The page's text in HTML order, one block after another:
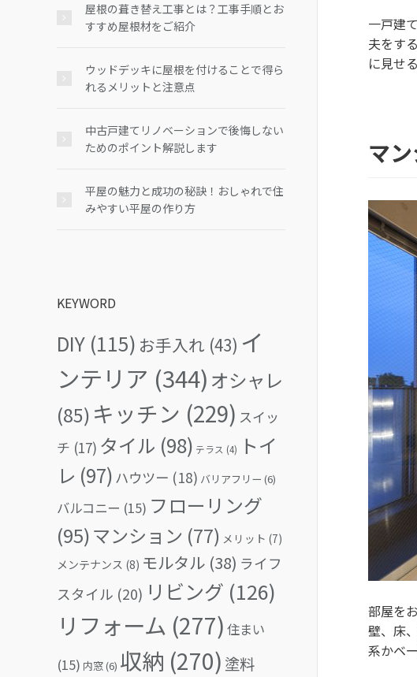
一戸建
夫をす
に見せ
マ
部屋を
壁、床
系かベ
屋根の葺き替え工事とは？工事手順とお
すすめ屋根材をご紹介
ウッドデッキに屋根を付けることで得ら
れるメリットと注意点
中古戸建てリノベーションで後悔しない
ためのポイント解説します
平屋の魅力と成功の秘訣！おしゃれで住
みやすい平屋の作り方
KEYWORD
DIY (115) お手入れ (43) イ
ンテリア (344) オシャレ
(85) キッチン (229) スイッ
チ (17) タイル (98) テラス (4)
トイ
レ (97) ハウツー (18) バリアフリー (6)
バルコニー (15) フローリング
(95)マンション (77) メリット (7)
メンテナンス (8) モルタル (38) ライフ
スタイル (20) リビング (126)
リフォーム (277) 住まい
(15) 内窓(6) 収納 (270) 塗料